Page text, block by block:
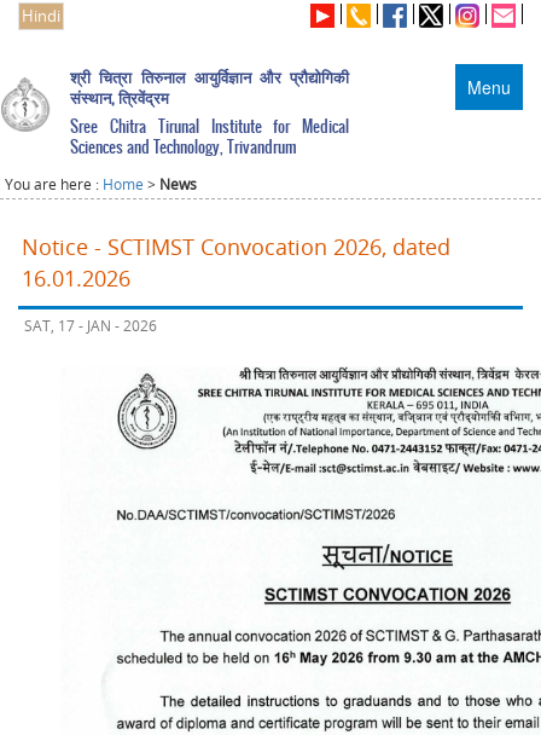
Hindi
Menu
श्री चित्रा तिरुनाल आयुर्विज्ञान और प्रौद्योगिकी
संस्थान, त्रिवेंद्रम
Sree Chitra Tirunal Institute for Medical
Sciences and Technology, Trivandrum
You are here : Home > News
Notice - SCTIMST Convocation 2026, dated
16.01.2026
SAT, 17 - JAN - 2026